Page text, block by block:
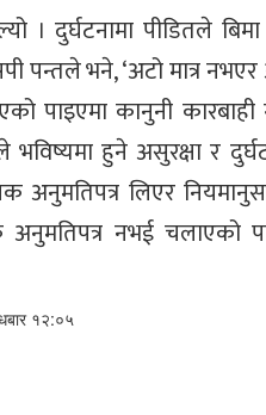
। दुर्घटनामा पीडितले
पन्तले भने, ‘अटो मात्र
पाइएमा कानुनी कारबाही
हुने असुरक्षा र
लिएर
नभई चलाएको
१२:०५